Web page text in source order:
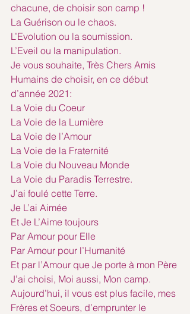
chacune, de choisir son camp !
La Guérison ou le chaos.
L’Evolution ou la soumission.
L’Eveil ou la manipulation.
Je vous souhaite, Très Chers Amis
Humains de choisir, en ce début
d’année 2021:
La Voie du Coeur
La Voie de la Lumière
La Voie de l’Amour
La Voie de la Fraternité
La Voie du Nouveau Monde
La Voie du Paradis Terrestre.
J’ai foulé cette Terre.
Je L’ai Aimée
Et Je L’Aime toujours
Par Amour pour Elle
Par Amour pour l’Humanité
Et par l’Amour que Je porte à mon Père
J’ai choisi, Moi aussi, Mon camp.
Aujourd’hui, il vous est plus facile, mes
Frères et Soeurs, d’emprunter le